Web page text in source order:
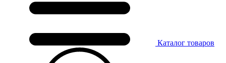
Каталог товаров